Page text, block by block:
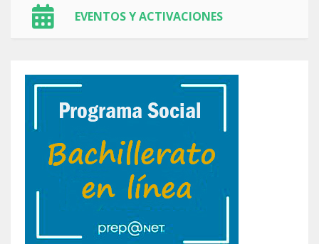
EVENTOS Y ACTIVACIONES